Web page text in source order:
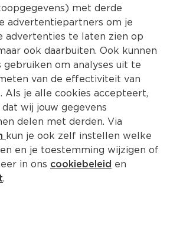
met derde
advertentiepartners om je
advertenties te laten zien op
ook daarbuiten. Ook kunnen
gebruiken om analyses uit te
van de effectiviteit van
Als je alle cookies accepteert,
wij jouw gegevens
delen met derden. Via
kun je ook zelf instellen welke
en je toestemming wijzigen of
in ons cookiebeleid en
.